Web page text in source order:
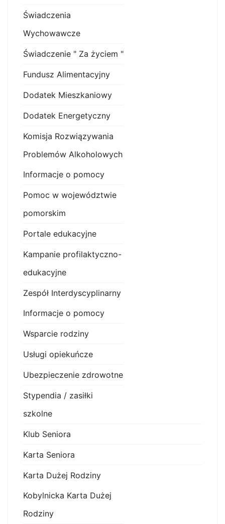
Świadczenia
Wychowawcze
Świadczenie " Za życiem "
Fundusz Alimentacyjny
Dodatek Mieszkaniowy
Dodatek Energetyczny
Komisja Rozwiązywania
Problemów Alkoholowych
Informacje o pomocy
Pomoc w województwie
pomorskim
Portale edukacyjne
Kampanie profilaktyczno-
edukacyjne
Zespół Interdyscyplinarny
Informacje o pomocy
Wsparcie rodziny
Usługi opiekuńcze
Ubezpieczenie zdrowotne
Stypendia / zasiłki
szkolne
Klub Seniora
Karta Seniora
Karta Dużej Rodziny
Kobylnicka Karta Dużej
Rodziny